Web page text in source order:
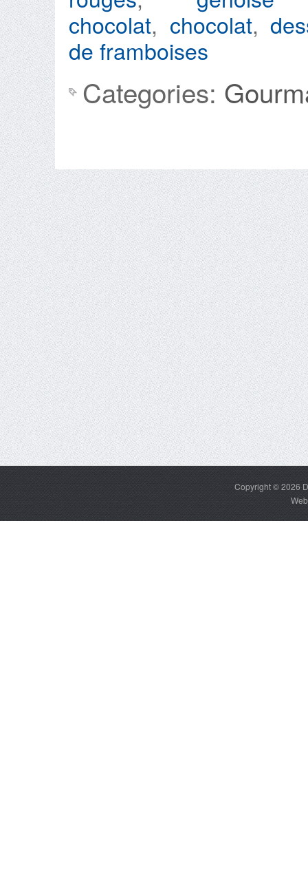
chocolat, chocolat,
de framboises
Categories:
Copyright © 2026